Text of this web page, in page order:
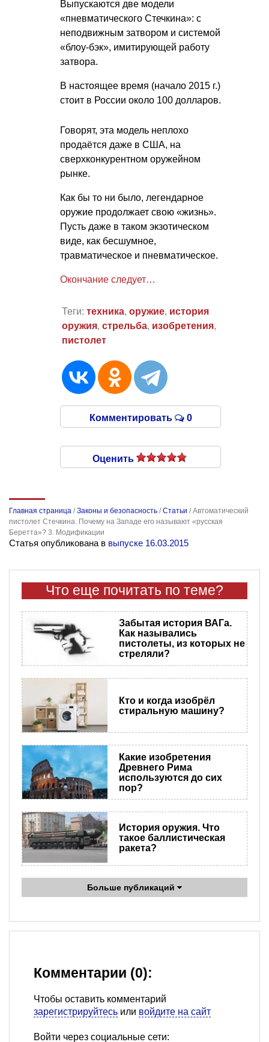
Выпускаются две модели
«пневматического Стечкина»: с
неподвижным затвором и системой
«блоу-бэк», имитирующей работу
затвора.
В настоящее время (начало 2015 г.)
стоит в России около 100 долларов.
Говорят, эта модель неплохо
продаётся даже в США, на
сверхконкурентном оружейном
рынке.
Как бы то ни было, легендарное
оружие продолжает свою «жизнь».
Пусть даже в таком экзотическом
виде, как бесшумное,
травматическое и пневматическое.
Окончание следует…
Теги: техника, оружие, история
оружия, стрельба, изобретения,
пистолет
Комментировать 0
Оценить
Главная страница /Законы и безопасность /Статьи /Автоматический
пистолет Стечкина. Почему на Западе его называют «русская
Беретта»? 3. Модификации
Статья опубликована в выпуске 16.03.2015
Что еще почитать по теме?
Забытая история ВАГа.
Как назывались
пистолеты, из которых не
стреляли?
Кто и когда изобрёл
стиральную машину?
Какие изобретения
Древнего Рима
используются до сих
пор?
История оружия. Что
такое баллистическая
ракета?
Больше публикаций
Комментарии (0):
Чтобы оставить комментарий
зарегистрируйтесь или войдите на сайт
Войти через социальные сети: